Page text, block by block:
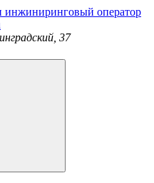
инжиниринговый оператор
37